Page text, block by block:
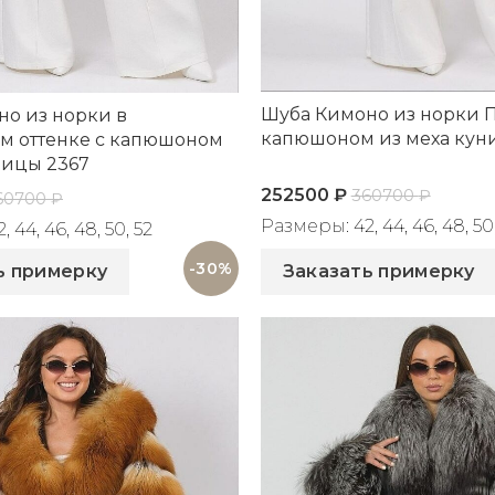
-30%
из норки в
оттенке с капюшоном
2367
₽
44, 46, 48, 50, 52
примерку
Шуба Кимоно из норки
капюшоном из меха
252500 ₽ 360700₽
Размеры: 42, 44, 46, 48,
Заказать примерку